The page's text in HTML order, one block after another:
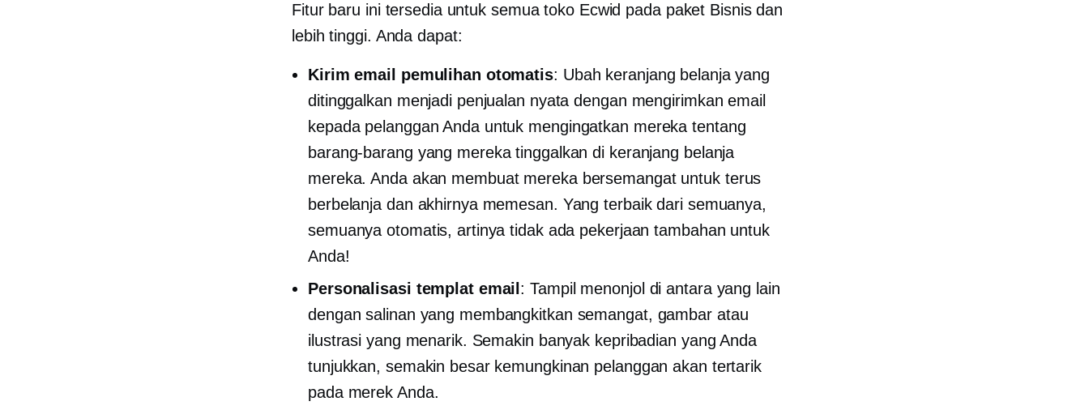
Fitur baru ini tersedia untuk semua toko Ecwid pada paket Bisnis dan
lebih tinggi. Anda dapat:
Kirim email pemulihan otomatis: Ubah keranjang belanja yang
ditinggalkan menjadi penjualan nyata dengan mengirimkan email
kepada pelanggan Anda untuk mengingatkan mereka tentang
barang-barang yang mereka tinggalkan di keranjang belanja
mereka. Anda akan membuat mereka bersemangat untuk terus
berbelanja dan akhirnya memesan. Yang terbaik dari semuanya,
semuanya otomatis, artinya tidak ada pekerjaan tambahan untuk
Anda!
Personalisasi templat email : Tampil menonjol di antara yang lain
dengan salinan yang membangkitkan semangat, gambar atau
ilustrasi yang menarik. Semakin banyak kepribadian yang Anda
tunjukkan, semakin besar kemungkinan pelanggan akan tertarik
pada merek Anda.